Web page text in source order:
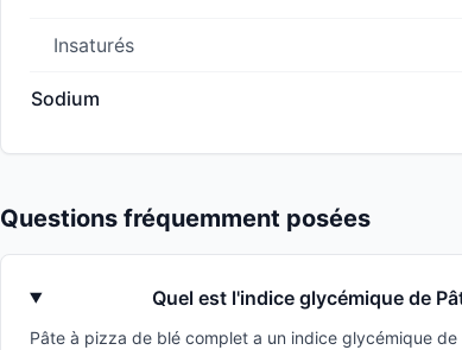
Insaturés
Sodium
Questions fréquemment posées
Quel est l'indice glycémique de
Pâte à pizza de blé complet a un indice glycémique